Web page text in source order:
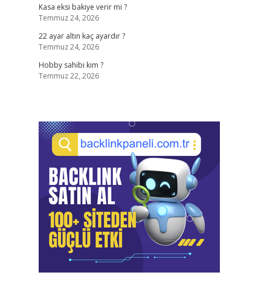
Kasa eksi bakiye verir mi ?
Temmuz 24, 2026
22 ayar altın kaç ayardır ?
Temmuz 24, 2026
Hobby sahibi kim ?
Temmuz 22, 2026